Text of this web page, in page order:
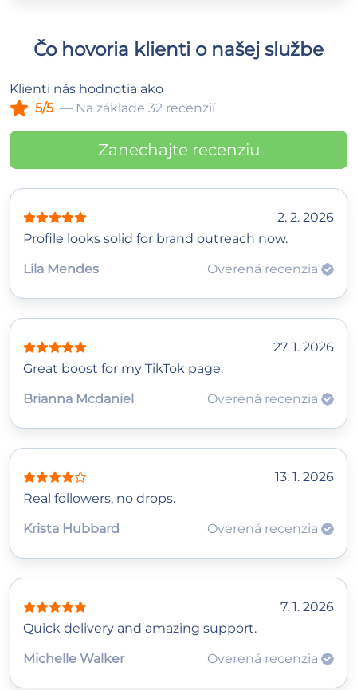
Čo hovoria klienti o našej službe
Klienti nás hodnotia ako
5/5 — Na základe 32 recenzií
Zanechajte recenziu
2. 2. 2026
Profile looks solid for brand outreach now.
Lila Mendes
Overená recenzia
27. 1. 2026
Great boost for my TikTok page.
Brianna Mcdaniel
Overená recenzia
13. 1. 2026
Real followers, no drops.
Krista Hubbard
Overená recenzia
7. 1. 2026
Quick delivery and amazing support.
Michelle Walker
Overená recenzia